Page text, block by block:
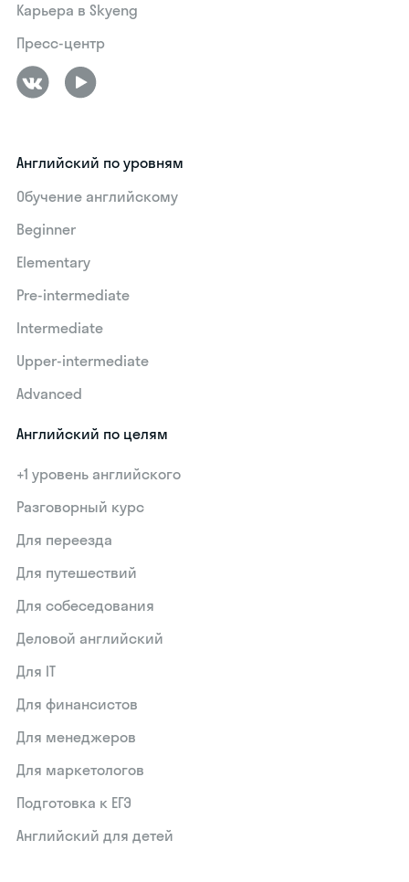
Карьера в Skyeng
Пресс-центр
Английский по уровням
Обучение английскому
Beginner
Elementary
Pre-intermediate
Intermediate
Upper-intermediate
Advanced
Английский по целям
+1 уровень английского
Разговорный курс
Для переезда
Для путешествий
Для собеседования
Деловой английский
Для IT
Для финансистов
Для менеджеров
Для маркетологов
Подготовка к ЕГЭ
Английский для детей